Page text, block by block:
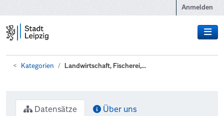
Anmelden
Kategorien Landwirtschaft, Fischerei,...
Datensätze Über uns